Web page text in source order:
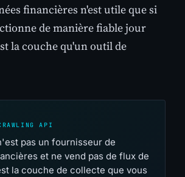
financières n'est utile que si
de manière fiable jour
la couche qu'un outil de
API
pas un fournisseur de
et ne vend pas de flux de
la couche de collecte que vous